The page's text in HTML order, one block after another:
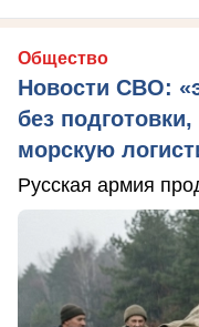
Общество
Новости СВО:
без
морскую
Русская армия